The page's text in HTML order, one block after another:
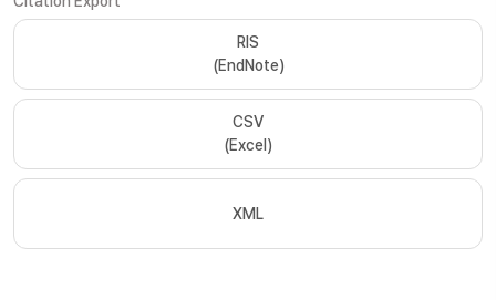
RIS
(EndNote)
CSV
(Excel)
XML